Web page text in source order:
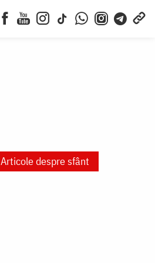
Articole despre sfânt